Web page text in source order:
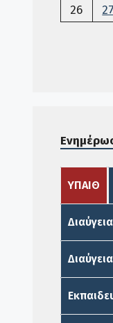
26
27
ΥΠΑΙΘ